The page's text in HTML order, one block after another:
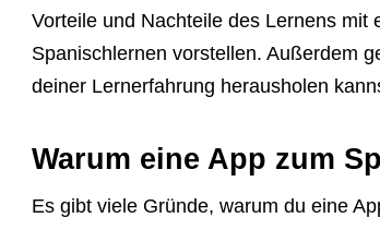
Vorteile und Nachteile des Lernens mit
Spanischlernen vorstellen. Außerdem
deiner Lernerfahrung herausholen
Warum eine App zum
Es gibt viele Gründe, warum du eine